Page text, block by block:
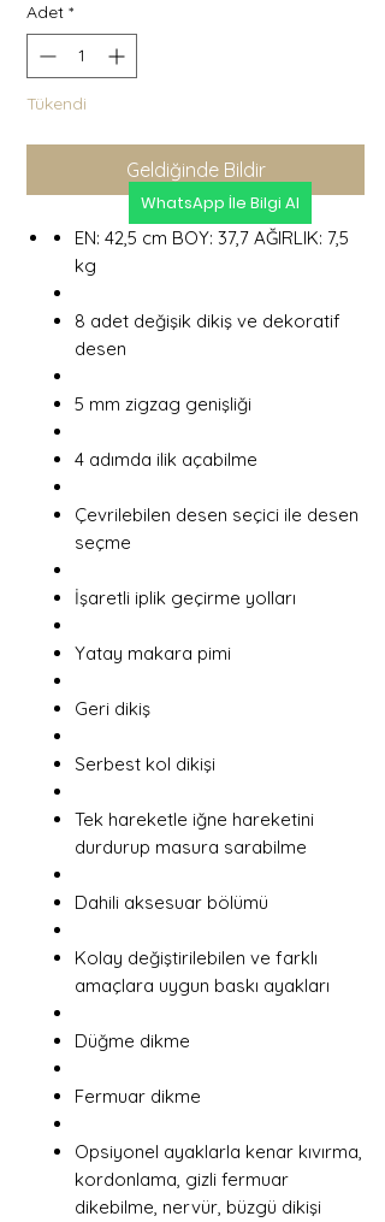
Adet *
Tükendi
Geldiğinde Bildir
EN: 42,5 cm BOY: 37,7 AĞIRLIK: 7,5
kg
8 adet değişik dikiş ve dekoratif
desen
5 mm zigzag genişliği
4 adımda ilik açabilme
Çevrilebilen desen seçici ile desen
seçme
İşaretli iplik geçirme yolları
Yatay makara pimi
Geri dikiş
Serbest kol dikişi
Tek hareketle iğne hareketini
durdurup masura sarabilme
Dahili aksesuar bölümü
Kolay değiştirilebilen ve farklı
amaçlara uygun baskı ayakları
Düğme dikme
Fermuar dikme
Opsiyonel ayaklarla kenar kıvırma,
kordonlama, gizli fermuar
dikebilme, nervür, büzgü dikişi
WhatsApp İle Bilgi Al